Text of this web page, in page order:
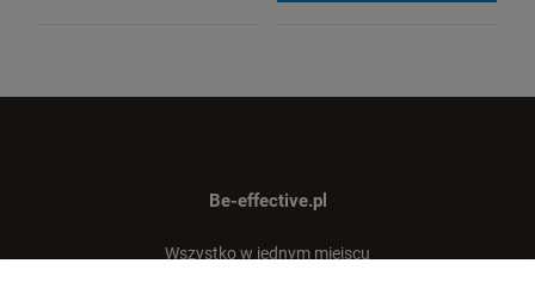
Be-effective.pl
Wszystko w jednym miejscu